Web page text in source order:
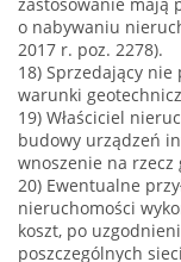
o nabywaniu
2017 r. poz. 2278).
18) Sprzedający nie
warunki
19) Właściciel
budowy urządzeń
wnoszenie na rzecz
20) Ewentualne
nieruchomości
koszt, po
poszczególnych